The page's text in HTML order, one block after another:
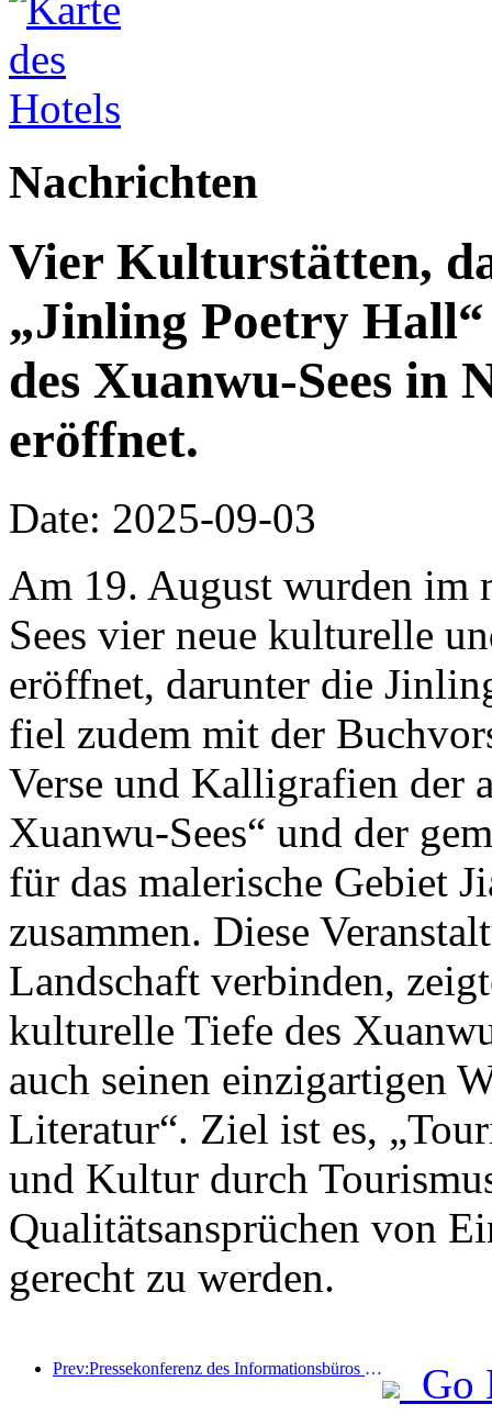
Nachrichten
Vier Kulturstätten,
„Jinling Poetry
des Xuanwu-Sees
eröffnet.
Date: 2025-09-03
Am 19. August wurden im
Sees vier neue kulturelle
eröffnet, darunter die
fiel zudem mit der
Verse und Kalligrafien der
Xuanwu-Sees“ und der
für das malerische Gebiet
zusammen. Diese
Landschaft verbinden,
kulturelle Tiefe des
auch seinen einzigartigen
Literatur“. Ziel ist es,
und Kultur durch
Qualitätsansprüchen von
gerecht zu werden.
Prev:Pressekonferenz des Informationsbüros des Staatsrats: Derzeit gibt es in meinem Land 28 Grenzhäfen, die selbstfahrende Tourismusdienste anbieten können Go